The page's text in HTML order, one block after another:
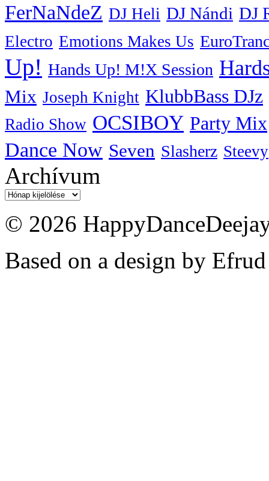
FerNaNdeZ DJ Heli DJ Nándi DJ
Electro Emotions Makes Us
Up! Hands Up! M!X Session
Mix Joseph Knight KlubbBass DJz
Radio Show OCSIBOY Party Mix
Dance Now Seven Slasherz Steevy
Archívum
Archívum
© 2026
Based on a design by Efrud